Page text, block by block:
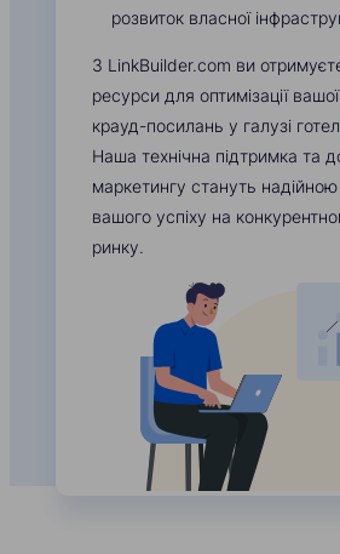
розвиток власної
З LinkBuilder.com ви отримуєте
ресурси для оптимізації
крауд-посилань у галузі
Наша технічна підтримка та
маркетингу стануть
вашого успіху на
ринку.